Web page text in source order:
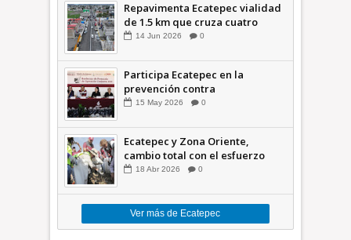
Repavimenta Ecatepec vialidad
de 1.5 km que cruza cuatro
comunidades +Video
14 Jun 2026 0
Participa Ecatepec en la
prevención contra
inundaciones en el Valle de
15 May 2026 0
Ecatepec y Zona Oriente,
cambio total con el esfuerzo
conjunto: Azucena; retiran 21
18 Abr 2026 0
Ver más de Ecatepec